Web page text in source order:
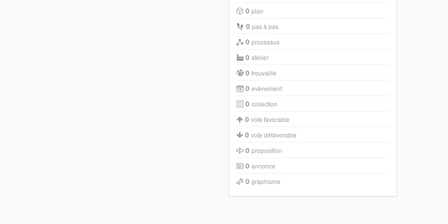
0 plan
0 pas à pas
0 processus
0 atelier
0 trouvaille
0 evènement
0 collection
0 vote favorable
0 vote défavorable
0 proposition
0 annonce
0 graphisme